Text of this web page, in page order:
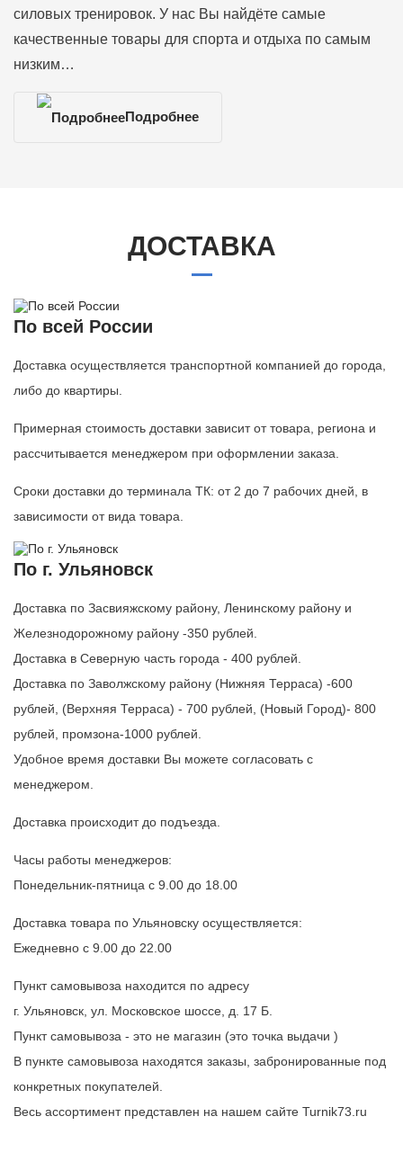
силовых тренировок. У нас Вы найдёте самые
качественные товары для спорта и отдыха по самым
низким…
Подробнее
ДОСТАВКА
По всей России
Доставка осуществляется транспортной компанией до города,
либо до квартиры.
Примерная стоимость доставки зависит от товара, региона и
рассчитывается менеджером при оформлении заказа.
Сроки доставки до терминала ТК: от 2 до 7 рабочих дней, в
зависимости от вида товара.
По г. Ульяновск
Доставка по Засвияжскому району, Ленинскому району и
Железнодорожному району -350 рублей.
Доставка в Северную часть города - 400 рублей.
Доставка по Заволжскому району (Нижняя Терраса) -600
рублей, (Верхняя Терраса) - 700 рублей, (Новый Город)- 800
рублей, промзона-1000 рублей.
Удобное время доставки Вы можете согласовать с
менеджером.
Доставка происходит до подъезда.
Часы работы менеджеров:
Понедельник-пятница с 9.00 до 18.00
Доставка товара по Ульяновску осуществляется:
Ежедневно с 9.00 до 22.00
Пункт самовывоза находится по адресу
г. Ульяновск, ул. Московское шоссе, д. 17 Б.
Пункт самовывоза - это не магазин (это точка выдачи )
В пункте самовывоза находятся заказы, забронированные под
конкретных покупателей.
Весь ассортимент представлен на нашем сайте Turnik73.ru